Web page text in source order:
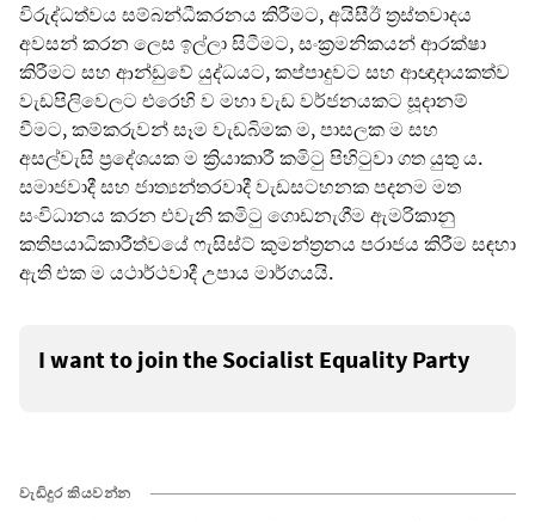
විරුද්ධත්වය සම්බන්ධීකරනය කිරීමට, අයිසීඊ ත්‍රස්තවාදය
අවසන් කරන ලෙස ඉල්ලා සිටීමට, සංක්‍රමනිකයන් ආරක්ෂා
කිරීමට සහ ආන්ඩුවේ යුද්ධයට, කප්පාදුවට සහ ආඥාදායකත්ව
වැඩපිලිවෙලට එරෙහි ව මහා වැඩ වර්ජනයකට සූදානම්
වීමට, කම්කරුවන් සෑම වැඩබිමක ම, පාසලක ම සහ
අසල්වැසි ප්‍රදේශයක ම ක්‍රියාකාරී කමිටු පිහිටුවා ගත යුතු ය.
සමාජවාදී සහ ජාත්‍යන්තරවාදී වැඩසටහනක පදනම මත
සංවිධානය කරන එවැනි කමිටු ගොඩනැගීම ඇමරිකානු
කතිපයාධිකාරීත්වයේ ෆැසිස්ට් කුමන්ත්‍රනය පරාජය කිරීම සඳහා
ඇති එක ම යථාර්ථවාදී උපාය මාර්ගයයි.
I want to join the Socialist Equality Party
වැඩිදුර කියවන්න